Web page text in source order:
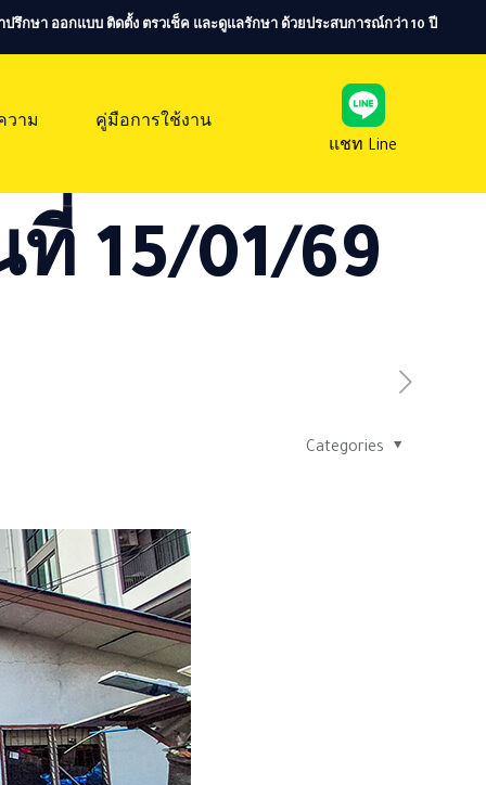
ปรึกษา ออกแบบ ติดตั้ง ตรวเช็ค และดูแลรักษา ด้วยประสบการณ์กว่า 10 ปี
วาม
คู่มือการใช้งาน
แชท Line
15/01/69
Categories